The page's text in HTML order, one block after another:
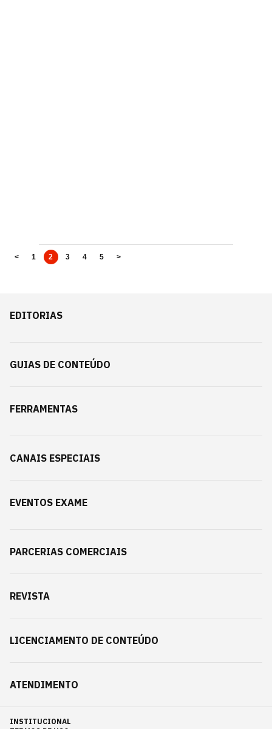
< 1 2 3 4 5 >
EDITORIAS
GUIAS DE CONTEÚDO
FERRAMENTAS
CANAIS ESPECIAIS
EVENTOS EXAME
PARCERIAS COMERCIAIS
REVISTA
LICENCIAMENTO DE CONTEÚDO
ATENDIMENTO
INSTITUCIONAL